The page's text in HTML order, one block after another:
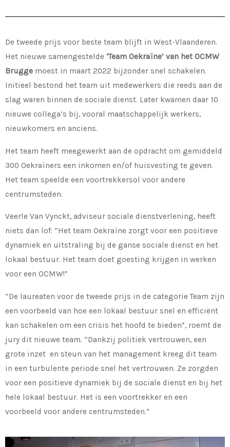
De tweede prijs voor beste team blijft in West-Vlaanderen.
Het nieuwe samengestelde ‘Team Oekraïne’ van het OCMW
Brugge moest in maart 2022 bijzonder snel schakelen.
Initieel bestond het team uit medewerkers die reeds aan de
slag waren binnen de sociale dienst. Later kwamen daar 10
nieuwe collega’s bij, vooral maatschappelijk werkers,
nieuwkomers en anciens.
Het team heeft meegewerkt aan de opdracht om gemiddeld
300 Oekraïners een inkomen en/of huisvesting te geven.
Het team speelde een voortrekkersol voor andere
centrumsteden.
Veerle Van Vynckt, adviseur sociale dienstverlening, heeft
niets dan lof: “Het team Oekraïne zorgt voor een positieve
dynamiek en uitstraling bij de ganse sociale dienst en het
lokaal bestuur. Het team doet goesting krijgen in werken
voor een OCMW!”
“De laureaten voor de tweede prijs in de categorie Team zijn
een voorbeeld van hoe een lokaal bestuur snel en efficiënt
kan schakelen om een crisis het hoofd te bieden”, roemt de
jury dit nieuwe team. “Dankzij politiek vertrouwen, een
grote inzet ​ en steun van het management kreeg dit team
in een turbulente periode snel het vertrouwen. Ze zorgden
voor een positieve dynamiek bij de sociale dienst en bij het
hele lokaal bestuur. Het is een voortrekker en een
voorbeeld voor andere centrumsteden.”